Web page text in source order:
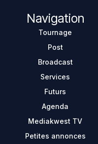
Navigation
Tournage
Post
Broadcast
Services
Futurs
Agenda
Mediakwest TV
Petites annonces